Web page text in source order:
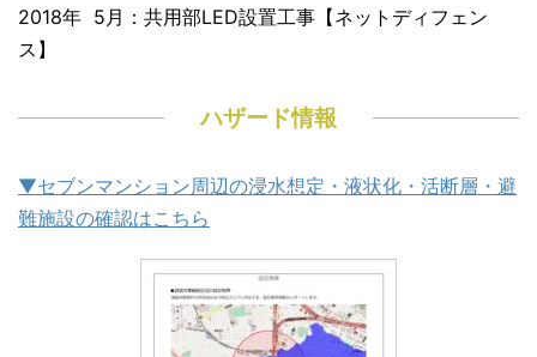
2018年 5月：共用部LED設置工事【ネットディフェン
ス】
ハザード情報
▼セブンマンション周辺の浸水想定・液状化・活断層・避
難施設の確認はこちら